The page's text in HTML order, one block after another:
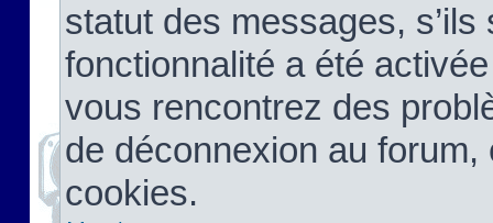
statut des messages,
fonctionnalité a été
vous rencontrez des
de déconnexion au
cookies.